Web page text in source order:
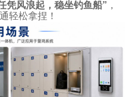
凭风浪起，稳坐钓鱼船” ，
轻松拿捏！